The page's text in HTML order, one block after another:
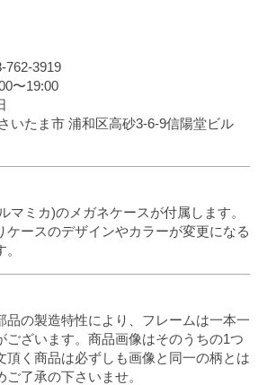
762-3919
〜19:00
いたま市 浦和区高砂3-6-9信陽堂ビル
マミカ)のメガネケースが付属します。
ケースのデザインやカラーが変更になる
の製造特性により、フレームは一本一
ございます。商品画像はそのうちの1つ
頂く商品は必ずしも画像と同一の柄とは
了承の下さいませ。